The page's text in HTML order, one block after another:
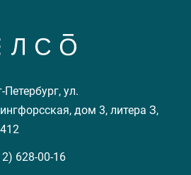
Петербург, ул.
дом 3, литера З,
628-00-16